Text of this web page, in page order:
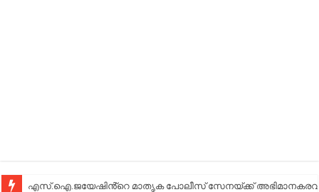
എസ്.ഐ.ജയേഷിൻ്റെ മാതൃക പോലീസ് സേനയ്ക്ക്